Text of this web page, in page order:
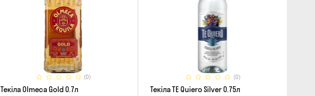
(0)
Текіла Olmeca Gold 0.7л
(0)
Текіла TE Quiero Silver 0.75л